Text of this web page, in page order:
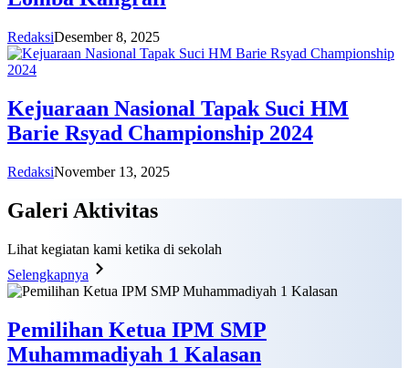
RedaksiDesember 8, 2025
Kejuaraan Nasional Tapak Suci HM
Barie Rsyad Championship 2024
RedaksiNovember 13, 2025
Galeri Aktivitas
Lihat kegiatan kami ketika di sekolah
Selengkapnya
Pemilihan Ketua IPM SMP
Muhammadiyah 1 Kalasan